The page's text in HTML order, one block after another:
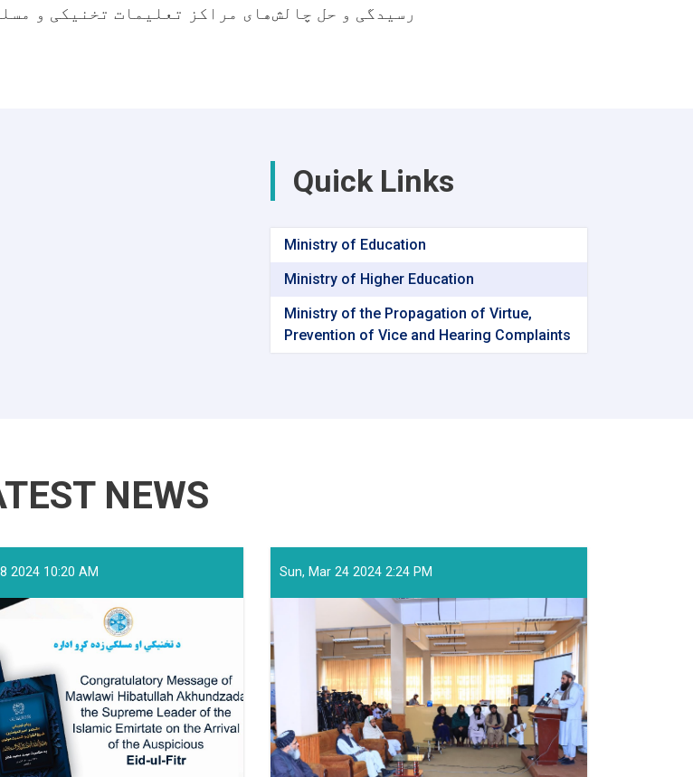
رسیدگی و حل چالش‌های مراکز تعلیمات تخنیکی و
Quick Links
Ministry of Education
Ministry of Higher Education
Ministry of the Propagation of Virtue,
Prevention of Vice and Hearing Complaints
NEWS
2024 10:20 AM Sun, Mar 24 2024 2:24 PM